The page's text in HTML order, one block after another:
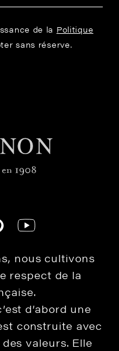
de la Politique
sans réserve.
nous cultivons
respect de la
d’abord une
construite avec
valeurs. Elle